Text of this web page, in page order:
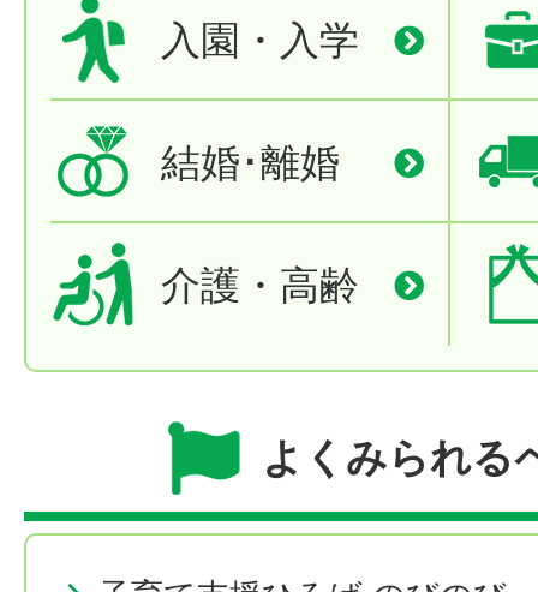
入園・入学
結婚･離婚
介護・高齢
よくみられる